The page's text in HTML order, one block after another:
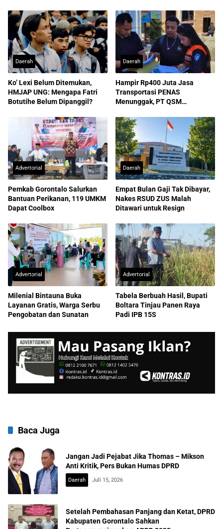
Daerah
Ko’ Lexi Belum Ditemukan,
HMJAP UNG: Mengapa Fatri
Botutihe Belum Dipanggil?
Daerah
Hampir Rp400 Juta Jasa
Transportasi PENAS
Menunggak, PT QSM
Advertorial
Pemkab Gorontalo Salurkan
Bantuan Perikanan, 119 UMKM
Dapat Coolbox
Daerah
Empat Bulan Gaji Tak Dibayar,
Nakes RSUD ZUS Malah
Ditawari untuk Resign
Advertorial
Milenial Bintauna Buka
Layanan Gratis, Warga Serbu
Pengobatan dan Sunatan
Advertorial
Tabela Berbuah Hasil, Bupati
Boltara Tinjau Panen Raya
Padi IPB 15S
Baca Juga
Jangan Jadi Pejabat Jika Thomas – Mikson
Anti Kritik, Pers Bukan Humas DPRD
Daerah Juli 15, 2026
Setelah Pembahasan Panjang dan Ketat, DPRD
Kabupaten Gorontalo Sahkan